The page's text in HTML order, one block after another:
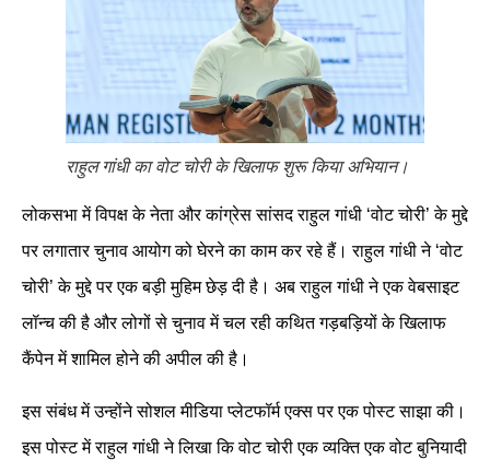
राहुल गांधी का वोट चोरी के खिलाफ शुरू किया अभियान।
लोकसभा में विपक्ष के नेता और कांग्रेस सांसद राहुल गांधी ‘वोट चोरी’ के मुद्दे
पर लगातार चुनाव आयोग को घेरने का काम कर रहे हैं। राहुल गांधी ने ‘वोट
चोरी’ के मुद्दे पर एक बड़ी मुहिम छेड़ दी है। अब राहुल गांधी ने एक वेबसाइट
लॉन्च की है और लोगों से चुनाव में चल रही कथित गड़बड़ियों के खिलाफ
कैंपेन में शामिल होने की अपील की है।
इस संबंध में उन्होंने सोशल मीडिया प्लेटफॉर्म एक्स पर एक पोस्ट साझा की।
इस पोस्ट में राहुल गांधी ने लिखा कि वोट चोरी एक व्यक्ति एक वोट बुनियादी